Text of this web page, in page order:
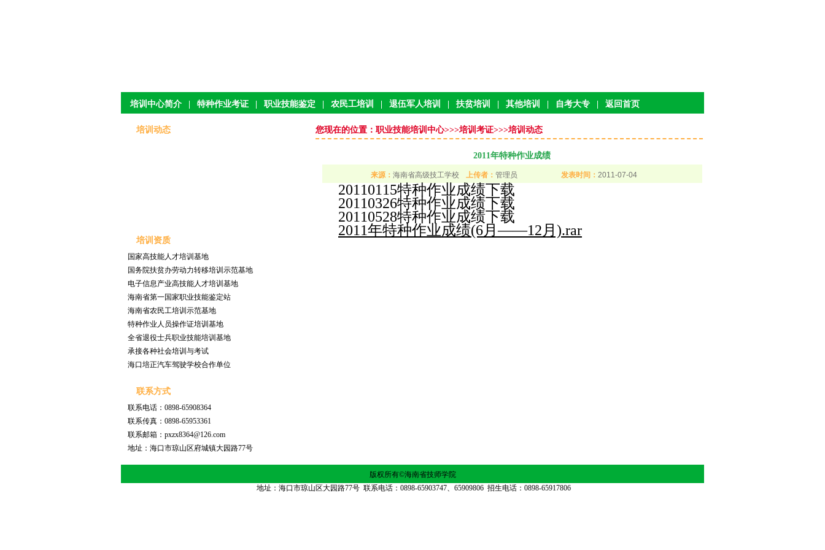
培训中心简介 特种作业考证 职业技能鉴定 农民工培训 退伍军人培训 扶贫培训 其他培训 自考大专 返回首页
培训动态
2013年职业技能鉴定成绩
2013年特种作业成绩
2012年特种作业成绩
2011年特种作业成绩
2010年特种作业成绩
培训资质
国家高技能人才培训基地
国务院扶贫办劳动力转移培训示范基地
电子信息产业高技能人才培训基地
海南省第一国家职业技能鉴定站
海南省农民工培训示范基地
特种作业人员操作证培训基地
全省退役士兵职业技能培训基地
承接各种社会培训与考试
海口培正汽车驾驶学校合作单位
联系方式
联系电话：0898-65908364
联系传真：0898-65953361
联系邮箱：pxzx8364@126.com
地址：海口市琼山区府城镇大园路77号
您现在的位置：职业技能培训中心>>>培训考证>>>培训动态
2011年特种作业成绩
来源： 海南省高级技工学校 上传者： 管理员 发表时间： 2011-07-04
20110115特种作业成绩下载
20110326特种作业成绩下载
20110528特种作业成绩下载
2011年特种作业成绩(6月——12月).rar
版权所有©海南省技师学院
地址：海口市琼山区大园路77号 联系电话：0898-65903747、65909806 招生电话：0898-65917806